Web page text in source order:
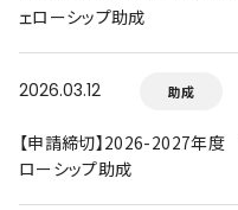
ェローシップ助成
2026.03.12 助成
【申請締切】2026-2027年度
ローシップ助成